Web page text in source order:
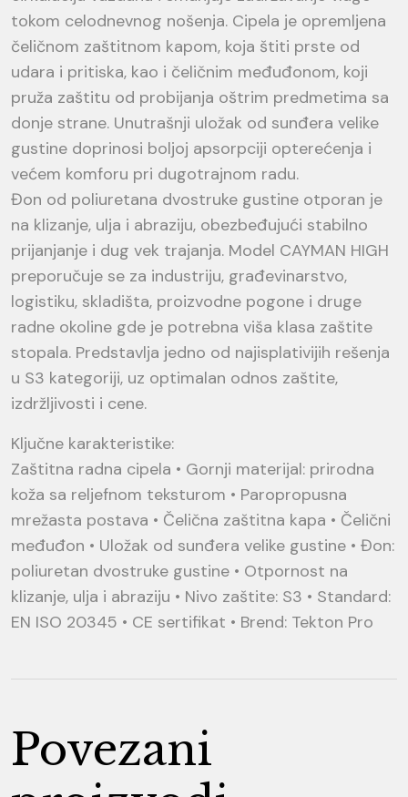
tokom celodnevnog nošenja. Cipela je opremljena
čeličnom zaštitnom kapom, koja štiti prste od
udara i pritiska, kao i čeličnim međuđonom, koji
pruža zaštitu od probijanja oštrim predmetima sa
donje strane. Unutrašnji uložak od sunđera velike
gustine doprinosi boljoj apsorpciji opterećenja i
većem komforu pri dugotrajnom radu.
Đon od poliuretana dvostruke gustine otporan je
na klizanje, ulja i abraziju, obezbeđujući stabilno
prijanjanje i dug vek trajanja. Model CAYMAN HIGH
preporučuje se za industriju, građevinarstvo,
logistiku, skladišta, proizvodne pogone i druge
radne okoline gde je potrebna viša klasa zaštite
stopala. Predstavlja jedno od najisplativijih rešenja
u S3 kategoriji, uz optimalan odnos zaštite,
izdržljivosti i cene.
Ključne karakteristike:
Zaštitna radna cipela • Gornji materijal: prirodna
koža sa reljefnom teksturom • Paropropusna
mrežasta postava • Čelična zaštitna kapa • Čelični
međuđon • Uložak od sunđera velike gustine • Đon:
poliuretan dvostruke gustine • Otpornost na
klizanje, ulja i abraziju • Nivo zaštite: S3 • Standard:
EN ISO 20345 • CE sertifikat • Brend: Tekton Pro
Povezani